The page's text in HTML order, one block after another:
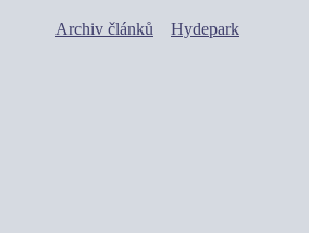
Archiv článků Hydepark